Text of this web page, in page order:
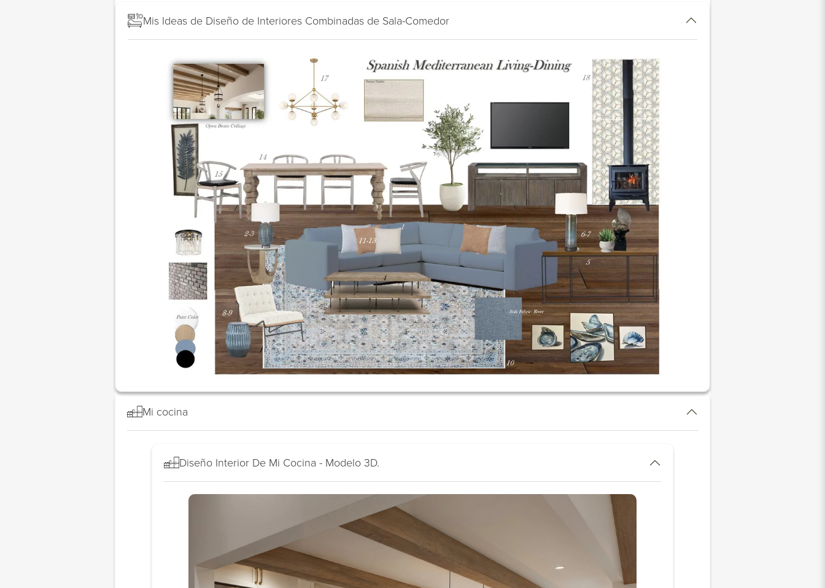
Mis Ideas de Diseño de Interiores Combinadas de Sala-Comedor
Mi cocina
Diseño Interior De Mi Cocina - Modelo 3D.